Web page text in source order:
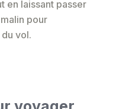
en laissant passer
pour
vol.